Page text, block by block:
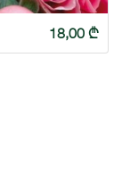
18,00 ₾